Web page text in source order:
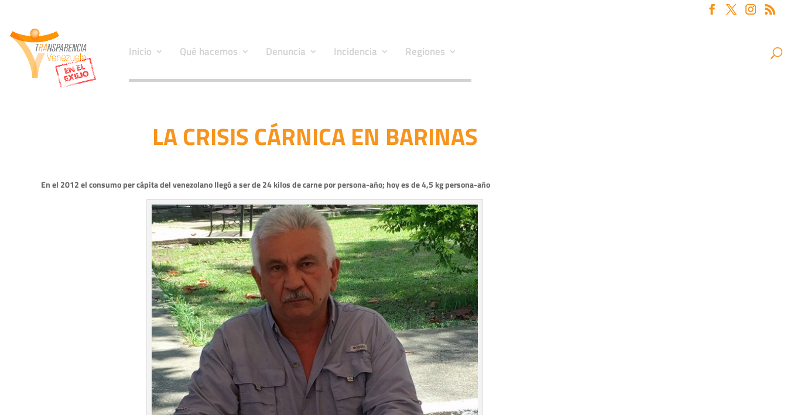
Inicio Qué hacemos Denuncia Incidencia Regiones
LA CRISIS CÁRNICA EN BARINAS
En el 2012 el consumo per cápita del venezolano llegó a ser de 24 kilos de carne por persona-año; hoy es de 4,5 kg persona-año